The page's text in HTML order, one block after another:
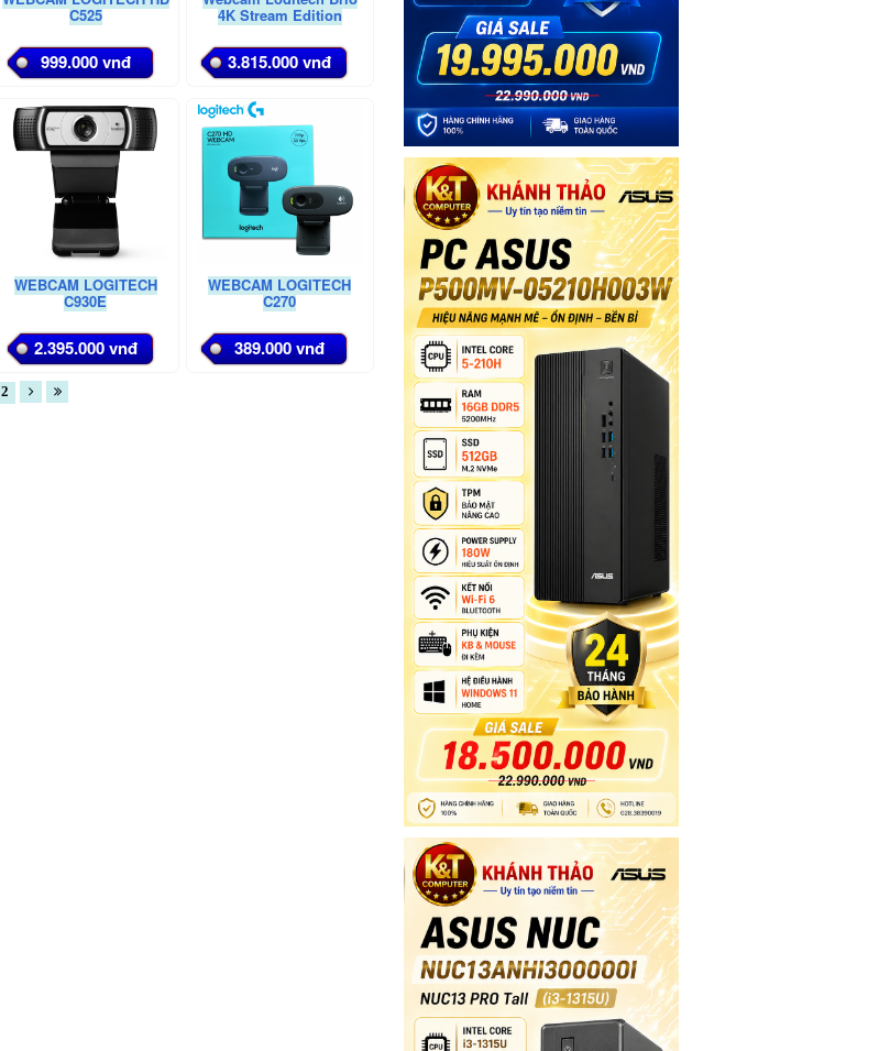
C525
999.000 vnđ
4K Stream Edition
3.815.000 vnđ
WEBCAM LOGITECH
C930E
2.395.000 vnđ
WEBCAM LOGITECH
C270
389.000 vnđ
2